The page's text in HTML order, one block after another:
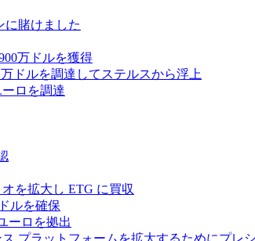
に賭けました
万ドルを獲得
ドルを調達してステルスから浮上
ロを調達
を拡大し ETG に買収
ルを確保
ーロを拠出
プラットフォームを拡大するためにプレ